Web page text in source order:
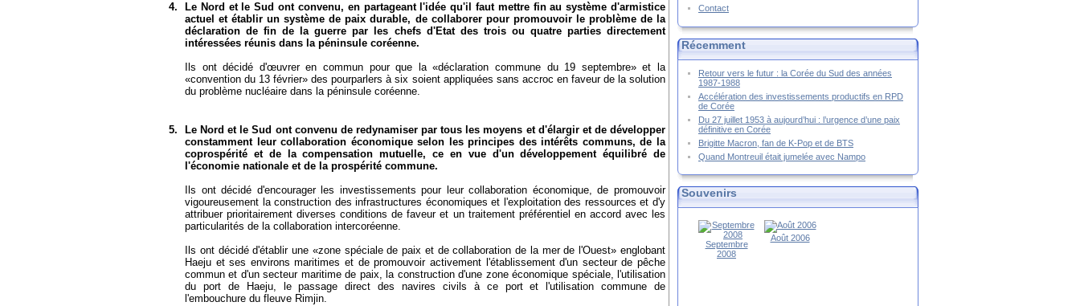
4.
Le Nord et le Sud ont convenu, en partageant l'idée qu'il faut mettre fin au système d'armistice
actuel et établir un système de paix durable, de collaborer pour promouvoir le problème de la
déclaration de fin de la guerre par les chefs d'Etat des trois ou quatre parties directement
intéressées réunis dans la péninsule coréenne.
Ils ont décidé d'œuvrer en commun pour que la «déclaration commune du 19 septembre» et la
«convention du 13 février» des pourparlers à six soient appliquées sans accroc en faveur de la solution
du problème nucléaire dans la péninsule coréenne.
5.
Le Nord et le Sud ont convenu de redynamiser par tous les moyens et d'élargir et de développer
constamment leur collaboration économique selon les principes des intérêts communs, de la
coprospérité et de la compensation mutuelle, ce en vue d'un développement équilibré de
l'économie nationale et de la prospérité commune.
Ils ont décidé d'encourager les investissements pour leur collaboration économique, de promouvoir
vigoureusement la construction des infrastructures économiques et l'exploitation des ressources et d'y
attribuer prioritairement diverses conditions de faveur et un traitement préférentiel en accord avec les
particularités de la collaboration intercoréenne.
Ils ont décidé d'établir une «zone spéciale de paix et de collaboration de la mer de l'Ouest» englobant
Haeju et ses environs maritimes et de promouvoir activement l'établissement d'un secteur de pêche
commun et d'un secteur maritime de paix, la construction d'une zone économique spéciale, l'utilisation
du port de Haeju, le passage direct des navires civils à ce port et l'utilisation commune de
l'embouchure du fleuve Rimjin.
Contact
Récemment
Retour vers le futur : la Corée du Sud des années
1987-1988
Accélération des investissements productifs en RPD
de Corée
Du 27 juillet 1953 à aujourd’hui : l’urgence d’une paix
définitive en Corée
Brigitte Macron, fan de K-Pop et de BTS
Quand Montreuil était jumelée avec Nampo
Souvenirs
Septembre
2008
Août 2006